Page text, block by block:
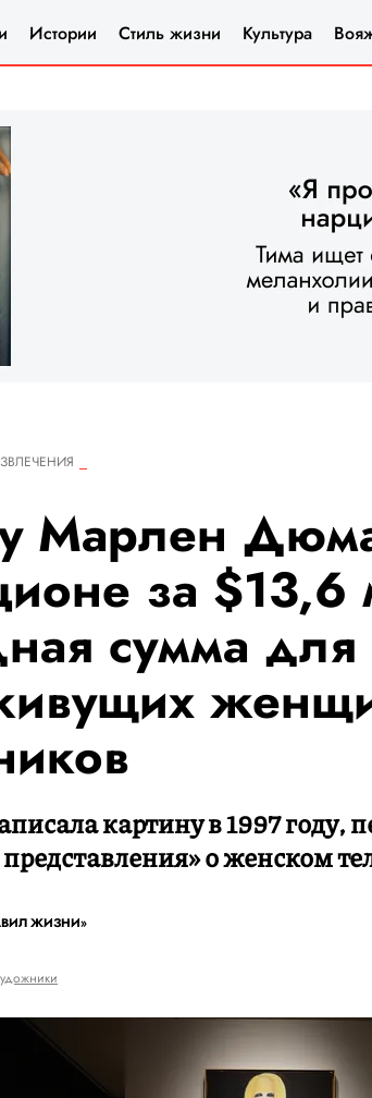
Истории Стиль жизни Культура
Марлен
за
сумма для
картину в 1997 году,
о женском
ЖИЗНИ»